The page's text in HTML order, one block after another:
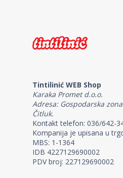
Tintilinić WEB Shop
Karaka Promet d.o.o.
Adresa: Gospodarska
Čitluk.
Kontakt telefon: 036/642-
Kompanija je upisana u
MBS: 1-1364
IDB 4227129690002
PDV broj: 227129690002